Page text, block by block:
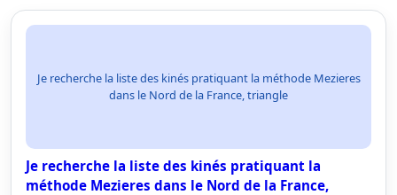
Je recherche la liste des kinés pratiquant la méthode Mezieres
dans le Nord de la France, triangle
Je recherche la liste des kinés pratiquant la
méthode Mezieres dans le Nord de la France,